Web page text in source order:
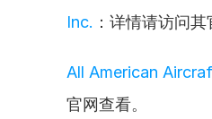
Inc. ：详情请访问其
All American
官网查看。